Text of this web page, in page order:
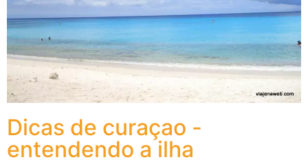
Dicas de curaçao -
entendendo a ilha